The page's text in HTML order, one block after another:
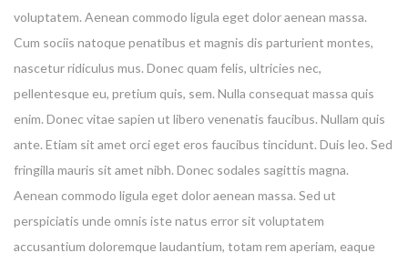
voluptatem. Aenean commodo ligula eget dolor aenean massa.
Cum sociis natoque penatibus et magnis dis parturient montes,
nascetur ridiculus mus. Donec quam felis, ultricies nec,
pellentesque eu, pretium quis, sem. Nulla consequat massa quis
enim. Donec vitae sapien ut libero venenatis faucibus. Nullam quis
ante. Etiam sit amet orci eget eros faucibus tincidunt. Duis leo. Sed
fringilla mauris sit amet nibh. Donec sodales sagittis magna.
Aenean commodo ligula eget dolor aenean massa. Sed ut
perspiciatis unde omnis iste natus error sit voluptatem
accusantium doloremque laudantium, totam rem aperiam, eaque